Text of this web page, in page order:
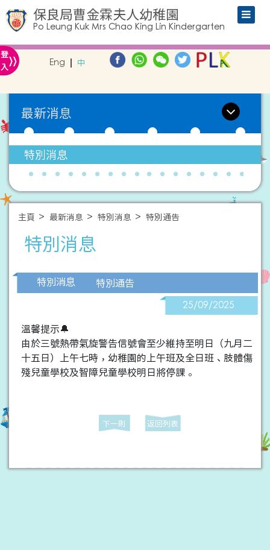
保良局曹金霖夫人幼稚園
Po Leung Kuk Mrs Chao King Lin Kindergarten
登
入» Eng 中
最新消息
特別消息
主頁 最新消息 特別消息 特別通告
特別消息
特別消息
特別通告
25/09/2025
溫馨提示🔔
由於三號熱帶氣旋警告信號會至少維持至明日（九月二
十五日）上午七時，幼稚園的上午班及全日班、肢體傷
殘兒童學校及智障兒童學校明日將停課。
下一則 返回列表